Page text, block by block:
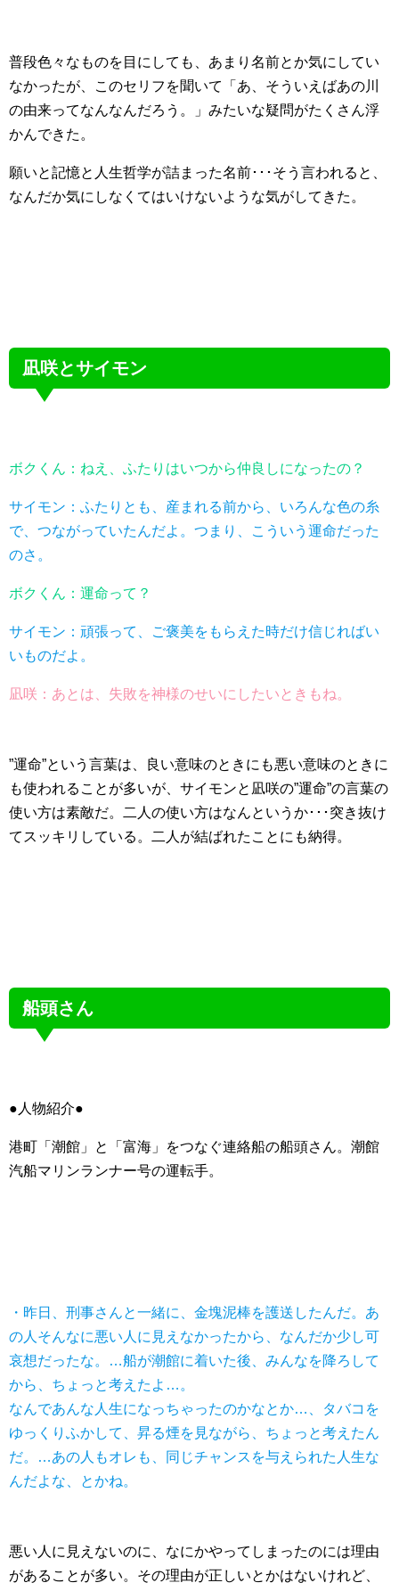
普段色々なものを目にしても、あまり名前とか気にしてい
なかったが、このセリフを聞いて「あ、そういえばあの川
の由来ってなんなんだろう。」みたいな疑問がたくさん浮
かんできた。
願いと記憶と人生哲学が詰まった名前･･･そう言われると、
なんだか気にしなくてはいけないような気がしてきた。
凪咲とサイモン
ボクくん：ねえ、ふたりはいつから仲良しになったの？
サイモン：ふたりとも、産まれる前から、いろんな色の糸
で、つながっていたんだよ。つまり、こういう運命だった
のさ。
ボクくん：運命って？
サイモン：頑張って、ご褒美をもらえた時だけ信じればい
いものだよ。
凪咲：あとは、失敗を神様のせいにしたいときもね。
”運命”という言葉は、良い意味のときにも悪い意味のときに
も使われることが多いが、サイモンと凪咲の”運命”の言葉の
使い方は素敵だ。二人の使い方はなんというか･･･突き抜け
てスッキリしている。二人が結ばれたことにも納得。
船頭さん
●人物紹介●
港町「潮館」と「富海」をつなぐ連絡船の船頭さん。潮館
汽船マリンランナー号の運転手。
・昨日、刑事さんと一緒に、金塊泥棒を護送したんだ。あ
の人そんなに悪い人に見えなかったから、なんだか少し可
哀想だったな。…船が潮館に着いた後、みんなを降ろして
から、ちょっと考えたよ…。
なんであんな人生になっちゃったのかなとか…、タバコを
ゆっくりふかして、昇る煙を見ながら、ちょっと考えたん
だ。…あの人もオレも、同じチャンスを与えられた人生な
んだよな、とかね。
悪い人に見えないのに、なにかやってしまったのには理由
があることが多い。その理由が正しいとかはないけれど、